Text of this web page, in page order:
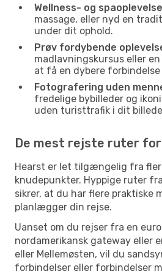
Wellness- og
massage, eller nyd en
under dit ophold.
Prøv fordybende
madlavningskursus eller
at få en dybere
Fotografering uden
fredelige bybilleder og
uden turisttrafik i dit
De mest rejste ruter
Hearst er let tilgængelig fra
knudepunkter. Hyppige ruter
sikrer, at du har flere praktiske
planlægger din rejse.
Uanset om du rejser fra en
nordamerikansk gateway eller
eller Mellemøsten, vil du
forbindelser eller forbindelser